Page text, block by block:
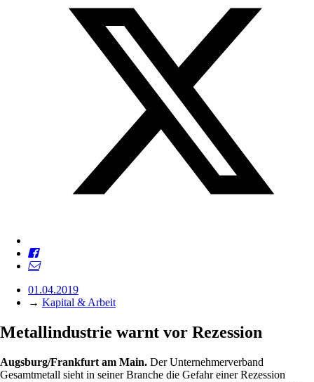
01.04.2019
→ Kapital & Arbeit
Metallindustrie warnt vor Rezession
Augsburg/Frankfurt am Main. Der Unternehmerverband
Gesamtmetall sieht in seiner Branche die Gefahr einer Rezession